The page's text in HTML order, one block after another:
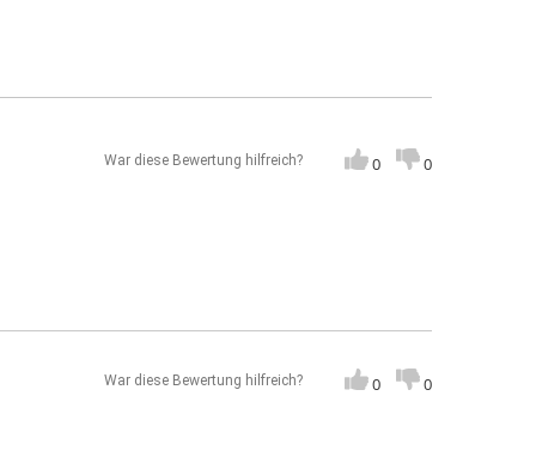
War diese Bewertung hilfreich? 0 0
War diese Bewertung hilfreich? 0 0